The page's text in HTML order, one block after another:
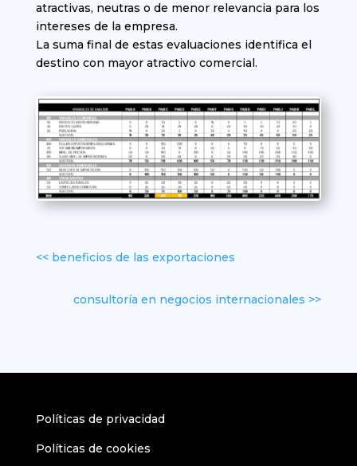
atractivas, neutras o de menor relevancia para los
intereses de la empresa.
La suma final de estas evaluaciones identifica el
destino con mayor atractivo comercial.
<< beneficios de las exportaciones
consultoría en negocios internacionales >>
Políticas de privacidad
Políticas de cookies